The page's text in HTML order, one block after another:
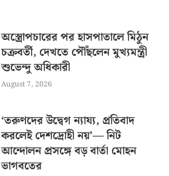
অস্ত্রোপচারের পর হাসপাতালে মিঠুন
চক্রবর্তী, দেখতে পৌঁছলেন মুখ্যমন্ত্রী
শুভেন্দু অধিকারী
August 7, 2026
‘তরুণদের উদ্বেগ ন্যায্য, প্রতিবাদ
করলেই দেশদ্রোহী নয়’— নিট
আন্দোলন প্রসঙ্গে বড় বার্তা মোহন
ভাগবতের